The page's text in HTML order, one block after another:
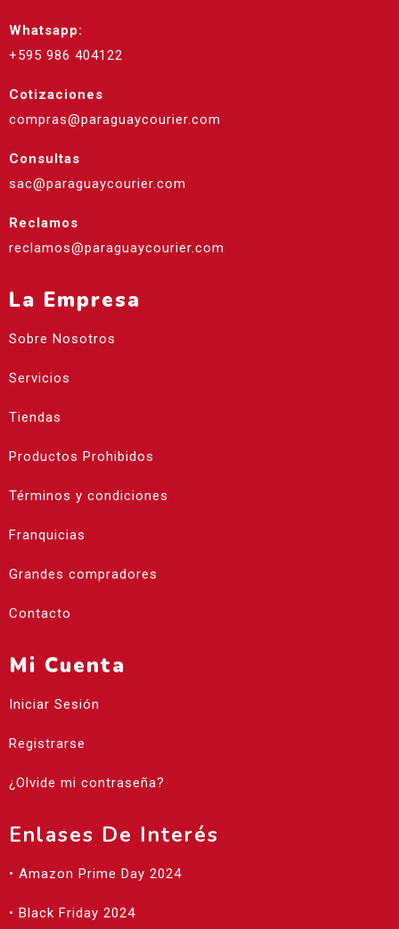
Whatsapp:
+595 986 404122
Cotizaciones
compras@paraguaycourier.com
Consultas
sac@paraguaycourier.com
Reclamos
reclamos@paraguaycourier.com
La Empresa
Sobre Nosotros
Servicios
Tiendas
Productos Prohibidos
Términos y condiciones
Franquicias
Grandes compradores
Contacto
Mi Cuenta
Iniciar Sesión
Registrarse
¿Olvide mi contraseña?
Enlases De Interés
• Amazon Prime Day 2024
• Black Friday 2024